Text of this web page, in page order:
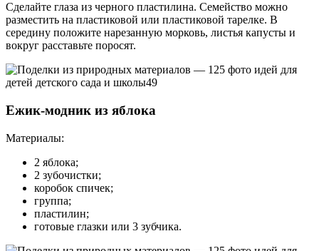
Сделайте глаза из черного пластилина. Семейство можно
разместить на пластиковой или пластиковой тарелке. В
середину положите нарезанную морковь, листья капусты и
вокруг расставьте поросят.
Ежик-модник из яблока
Материалы:
2 яблока;
2 зубочистки;
коробок спичек;
группа;
пластилин;
готовые глазки или 3 зубчика.